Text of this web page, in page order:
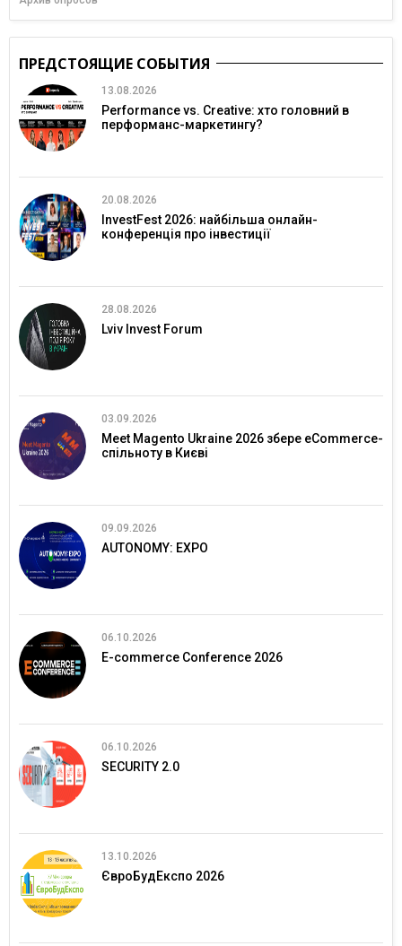
ПРЕДСТОЯЩИЕ СОБЫТИЯ
13.08.2026
Performance vs. Creative: хто головний в
перформанс-маркетингу?
20.08.2026
InvestFest 2026: найбільша онлайн-
конференція про інвестиції
28.08.2026
Lviv Invest Forum
03.09.2026
Meet Magento Ukraine 2026 збере eCommerce-
спільноту в Києві
09.09.2026
AUTONOMY: EXPO
06.10.2026
E-commerce Conference 2026
06.10.2026
SECURITY 2.0
13.10.2026
ЄвроБудЕкспо 2026